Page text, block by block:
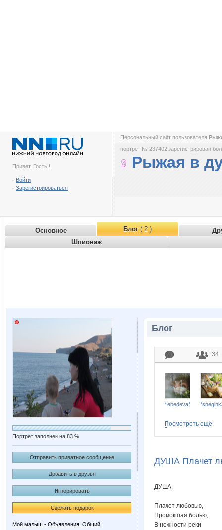
Привет, Гость !
- Войти
- Зарегистрироваться
Персональный сайт пользователя
портрет № 237402 зарегистрирован
Рыжая в
Основное Блог( 2 )
Шпионаж
Портрет заполнен на 83 %
Отправить приватное сообщение
Добавить в друзья
Игнорировать
Сделать подарок
Мой малыш - Объявления. Общий
Блог
34
*lebedeva*
Посмотреть ещё
ДУША Плачет
ДУША
Плачет любовью,
Промокшая болью,
В нежности реки